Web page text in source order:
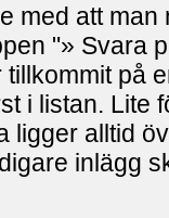
med att
"» Svara
på
i listan. Lite
ligger alltid
inlägg